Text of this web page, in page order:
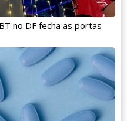
no DF fecha as portas